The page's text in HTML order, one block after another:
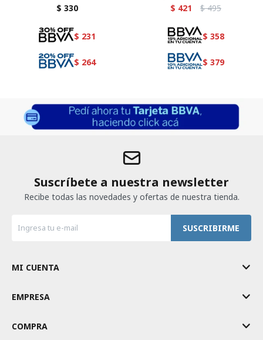
$ 330
$ 231
$ 264
$ 421 $ 495
$ 358
$ 379
Suscríbete a nuestra newsletter
Recibe todas las novedades y ofertas de nuestra tienda.
SUSCRIBIRME
MI CUENTA
EMPRESA
COMPRA